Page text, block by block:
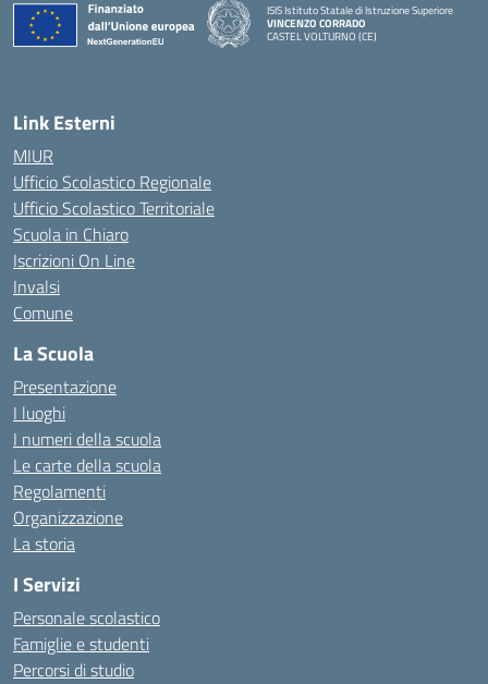
ISIS Istituto Statale di Istruzione Superiore
VINCENZO CORRADO
CASTEL VOLTURNO (CE)
Link Esterni
MIUR
Ufficio Scolastico Regionale
Ufficio Scolastico Territoriale
Scuola in Chiaro
Iscrizioni On Line
Invalsi
Comune
La Scuola
Presentazione
I luoghi
I numeri della scuola
Le carte della scuola
Regolamenti
Organizzazione
La storia
I Servizi
Personale scolastico
Famiglie e studenti
Percorsi di studio